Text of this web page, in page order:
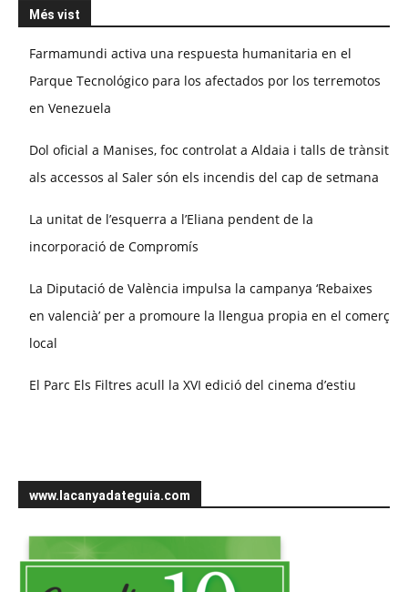
Més vist
Farmamundi activa una respuesta humanitaria en el
Parque Tecnológico para los afectados por los terremotos
en Venezuela
Dol oficial a Manises, foc controlat a Aldaia i talls de trànsit
als accessos al Saler són els incendis del cap de setmana
La unitat de l’esquerra a l’Eliana pendent de la
incorporació de Compromís
La Diputació de València impulsa la campanya ‘Rebaixes
en valencià’ per a promoure la llengua propia en el comerç
local
El Parc Els Filtres acull la XVI edició del cinema d’estiu
www.lacanyadateguia.com